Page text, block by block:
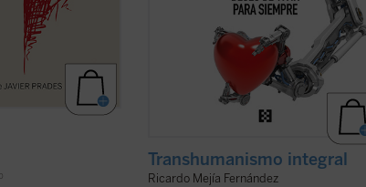
Transhumanismo integral
Ricardo Mejía Fernández